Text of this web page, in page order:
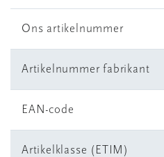
Ons artikelnummer
Artikelnummer fabrikant
EAN-code
Artikelklasse (ETIM)